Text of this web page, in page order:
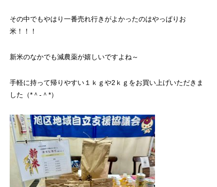
その中でもやはり一番売れ行きがよかったのはやっぱりお
米！！！
新米のなかでも減農薬が嬉しいですよね～
手軽に持って帰りやすい１ｋｇや2ｋｇをお買い上げいただきま
した（*＾-＾*）